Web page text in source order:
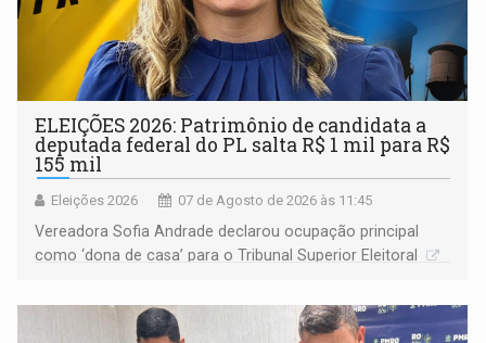
ELEIÇÕES 2026: Patrimônio de candidata a
deputada federal do PL salta R$ 1 mil para R$
155 mil
Eleições 2026 07 de Agosto de 2026 às 11:45
Vereadora Sofia Andrade declarou ocupação principal
como ‘dona de casa’ para o Tribunal Superior Eleitoral